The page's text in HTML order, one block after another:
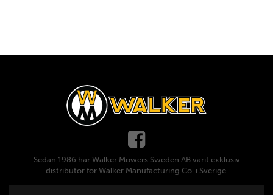
Sedan 1986 har Walker Mowers Sweden AB varit exklusiv
distributör för Walker Manufacturing Co. i Sverige.